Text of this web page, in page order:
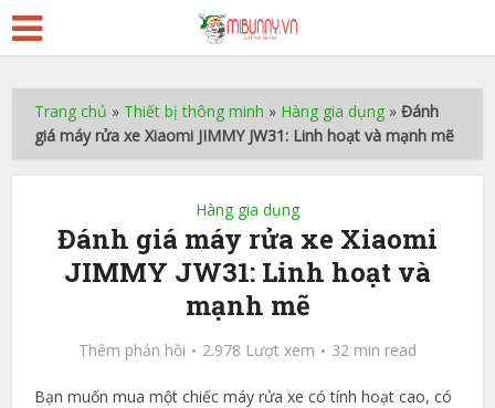
Trang chủ » Thiết bị thông minh » Hàng gia dụng »Đánh
giá máy rửa xe Xiaomi JIMMY JW31: Linh hoạt và mạnh mẽ
Hàng gia dụng
Đánh giá máy rửa xe Xiaomi
JIMMY JW31: Linh hoạt và
mạnh mẽ
Thêm phản hồi 2.978 Lượt xem 32 min read
Bạn muốn mua một chiếc máy rửa xe có tính hoạt cao, có